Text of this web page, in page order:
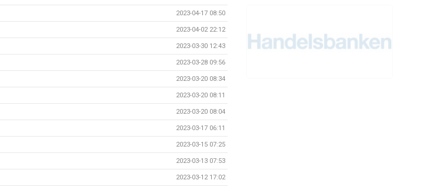
2023-04-17 08:50
2023-04-02 22:12
2023-03-30 12:43
2023-03-28 09:56
2023-03-20 08:34
2023-03-20 08:11
2023-03-20 08:04
2023-03-17 06:11
2023-03-15 07:25
2023-03-13 07:53
2023-03-12 17:02